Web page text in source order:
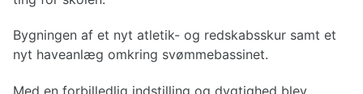
Bygningen af et nyt atletik- og redskabsskur samt et
nyt haveanlæg omkring svømmebassinet.